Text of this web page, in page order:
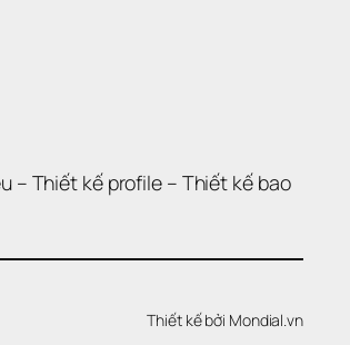
– Thiết kế profile – Thiết kế bao
Thiết kế bởi Mondial.vn